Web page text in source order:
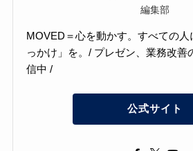
編集部
MOVED＝心を動かす。すべての人
っかけ」を。/ プレゼン、業務改善
信中 /
公式サイト